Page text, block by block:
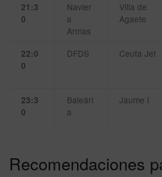
21:3
0
Navier
a
Armas
Villa de
Agaete
22:0
0
DFDS Ceuta Jet
23:3
0
Baleàri
a
Jaume I
Recomendaciones